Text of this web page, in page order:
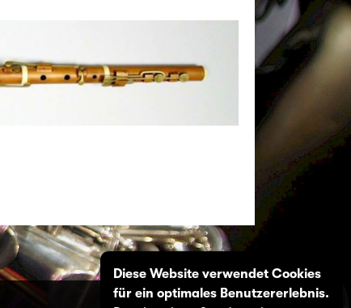
Diese Website verwendet Cookies
für ein optimales Benutzererlebnis.